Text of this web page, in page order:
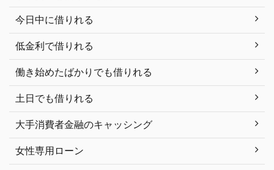
今日中に借りれる
低金利で借りれる
働き始めたばかりでも借りれる
土日でも借りれる
大手消費者金融のキャッシング
女性専用ローン